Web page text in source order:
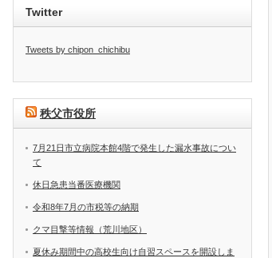
Twitter
Tweets by chipon_chichibu
秩父市役所
7月21日市立病院本館4階で発生した漏水事故につい
て
休日急患当番医療機関
令和8年7月の市税等の納期
クマ目撃等情報（荒川地区）
夏休み期間中の高校生向け自習スペースを開設しま